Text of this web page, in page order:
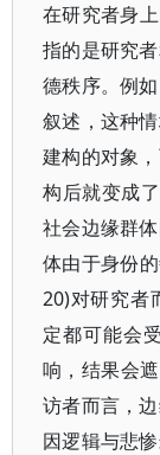
在研究者身
指的是研究
德秩序。例
叙述，这种
建构的对象
构后就变成
社会边缘群
体由于身份
20)对研究者
定都可能会
响，结果会
访者而言，
因逻辑与悲